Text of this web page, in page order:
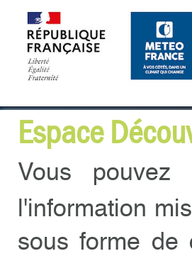
Espace
Vous pouvez
l'information
sous forme de